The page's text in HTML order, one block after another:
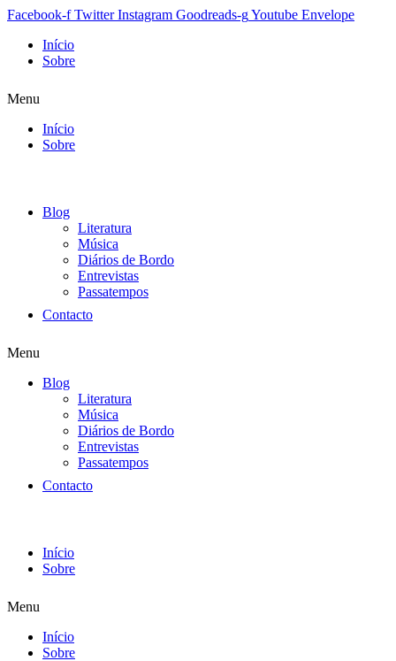
Facebook-f Twitter Instagram Goodreads-gYoutube Envelope
Início
Sobre
Menu
Início
Sobre
Blog
Literatura
Música
Diários de Bordo
Entrevistas
Passatempos
Contacto
Menu
Blog
Literatura
Música
Diários de Bordo
Entrevistas
Passatempos
Contacto
Início
Sobre
Menu
Início
Sobre